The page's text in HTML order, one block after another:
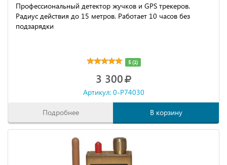
Профессиональный детектор жучков и GPS трекеров.
Радиус действия до 15 метров. Работает 10 часов без
подзарядки
5 (1)
3 300
Артикул: 0-P74030
Подробнее В корзину